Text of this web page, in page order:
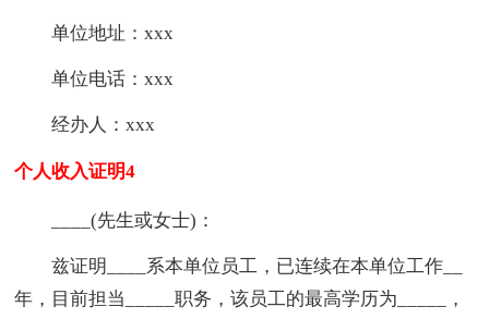
单位地址：xxx
单位电话：xxx
经办人：xxx
个人收入证明4
____(先生或女士)：
兹证明____系本单位员工，已连续在本单位工作__
年，目前担当_____职务，该员工的最高学历为_____，